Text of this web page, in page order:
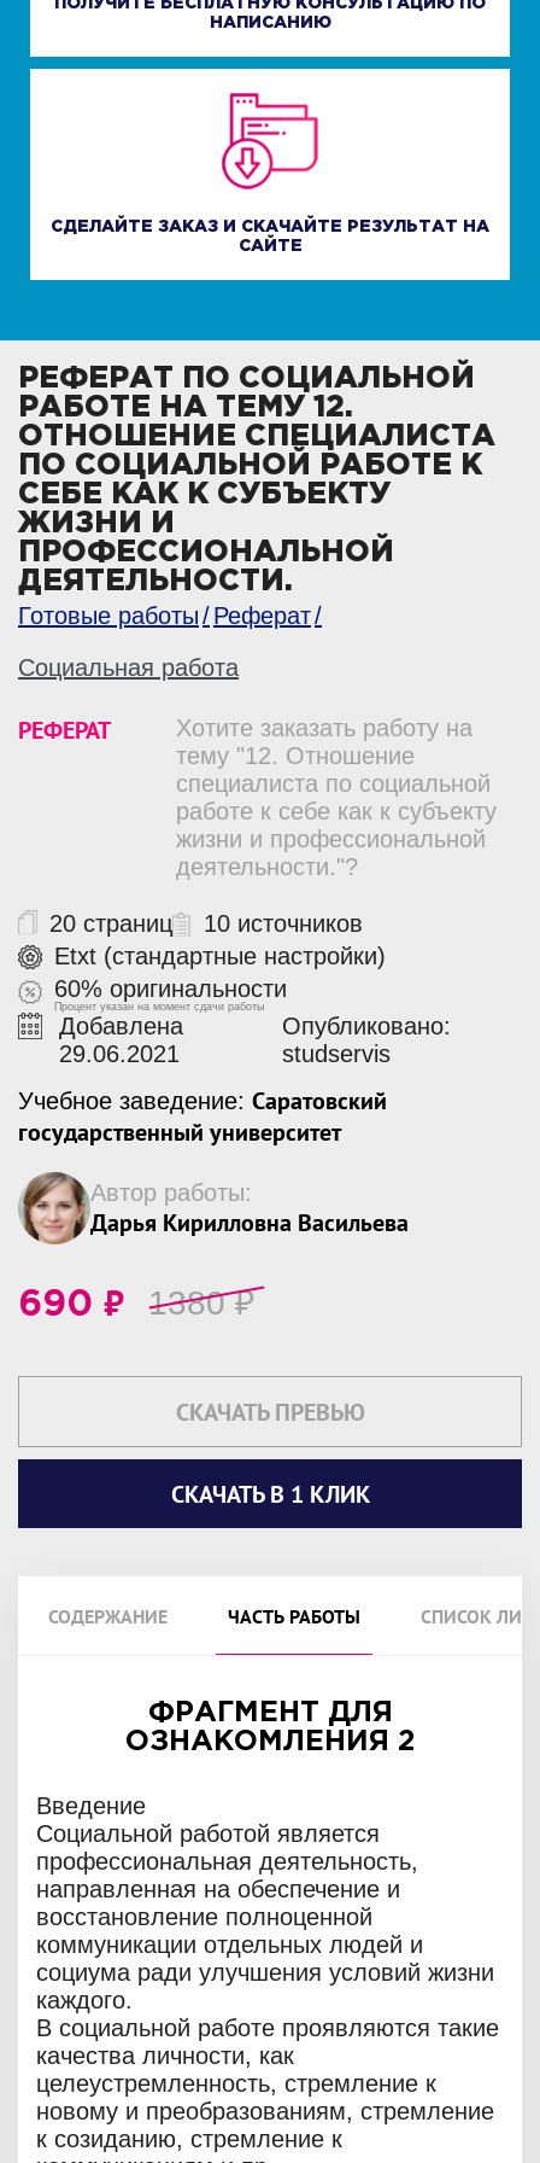
ПОЛУЧИТЕ БЕСПЛАТНУЮ КОНСУЛЬТАЦИЮ ПО
НАПИСАНИЮ
СДЕЛАЙТЕ ЗАКАЗ И СКАЧАЙТЕ РЕЗУЛЬТАТ НА
САЙТЕ
РЕФЕРАТ ПО СОЦИАЛЬНОЙ
РАБОТЕ НА ТЕМУ 12.
ОТНОШЕНИЕ СПЕЦИАЛИСТА
ПО СОЦИАЛЬНОЙ РАБОТЕ К
СЕБЕ КАК К СУБЪЕКТУ
ЖИЗНИ И
ПРОФЕССИОНАЛЬНОЙ
ДЕЯТЕЛЬНОСТИ.
Готовые работы
Реферат
Социальная работа
РЕФЕРАТ
Хотите заказать работу на
тему "12. Отношение
специалиста по социальной
работе к себе как к субъекту
жизни и профессиональной
деятельности."?
20 страниц
10 источников
Etxt (стандартные настройки)
60% оригинальности
Процент указан на момент сдачи работы
Добавлена
29.06.2021
Опубликовано:
studservis
Учебное заведение: Саратовский
государственный университет
Автор работы:
Дарья Кирилловна Васильева
690 ₽ 1380₽
СКАЧАТЬ ПРЕВЬЮ
СКАЧАТЬ В 1 КЛИК
СОДЕРЖАНИЕ ЧАСТЬ РАБОТЫ СПИСОК
ФРАГМЕНТ ДЛЯ
ОЗНАКОМЛЕНИЯ 2
Введение
Социальной работой является
профессиональная деятельность,
направленная на обеспечение и
восстановление полноценной
коммуникации отдельных людей и
социума ради улучшения условий жизни
каждого.
В социальной работе проявляются такие
качества личности, как
целеустремленность, стремление к
новому и преобразованиям, стремление
к созиданию, стремление к